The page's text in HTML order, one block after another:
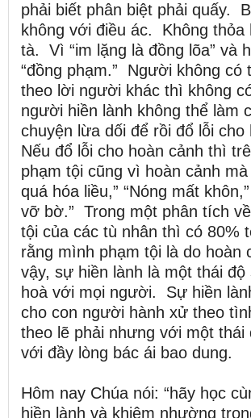
phải biết phân biệt phải quấy.
không với điều ác. Không thỏa
tà. Vì “im lặng là đồng lõa” và
“đồng phạm.” Người không có
theo lời người khác thì không
người hiền lành không thể làm
chuyện lừa dối để rồi đổ lỗi cho
Nếu đổ lỗi cho hoàn cảnh thì
phạm tội cũng vì hoàn cảnh
quá hóa liều,” “Nóng mất
vỡ bờ.” Trong một phân tích
tội của các tù nhân thì có 80%
rằng mình phạm tội là do hoàn
vậy, sự hiền lành là một thái độ
hoà với mọi người. Sự hiền
cho con người hành xử theo
theo lẽ phải nhưng với một thái
với đầy lòng bác ái bao dung.
Hôm nay Chúa nói: “hãy học
hiền lành và khiêm nhường